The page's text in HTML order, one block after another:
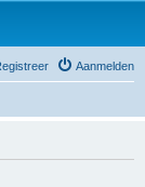
Aanmelden